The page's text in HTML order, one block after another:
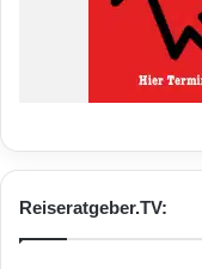
Reiseratgeber.TV: